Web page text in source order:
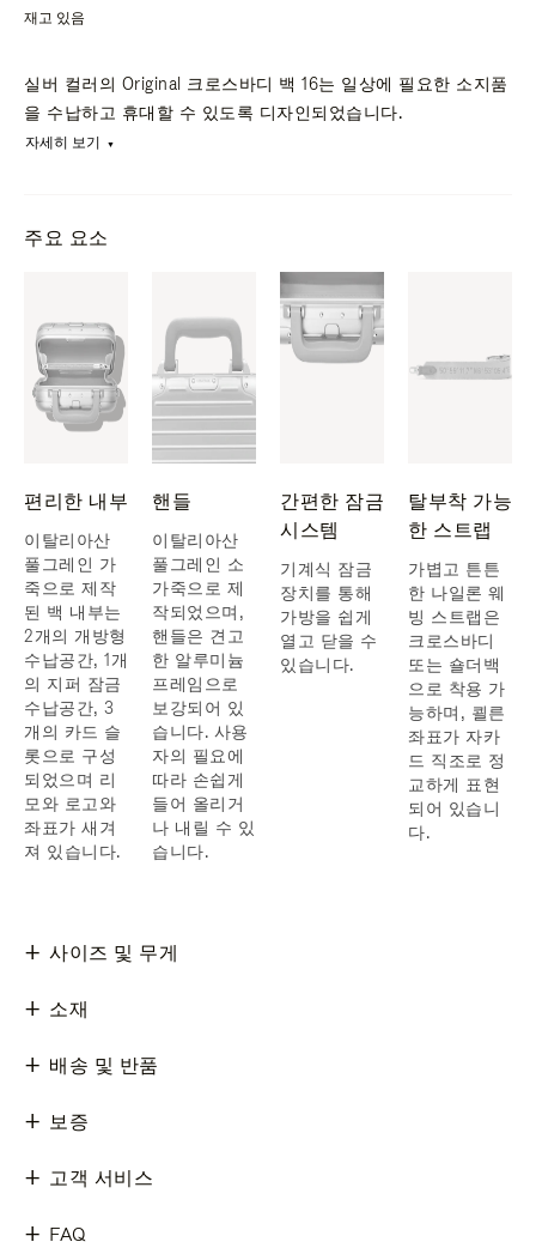
재고 있음
실버 컬러의 Original 크로스바디 백 16는 일상에 필요한 소지품
을 수납하고 휴대할 수 있도록 디자인되었습니다.
자세히 보기
주요 요소
편리한 내부
이탈리아산
풀그레인 가
죽으로 제작
된 백 내부는
2개의 개방형
수납공간, 1개
의 지퍼 잠금
수납공간, 3
개의 카드 슬
롯으로 구성
되었으며 리
모와 로고와
좌표가 새겨
져 있습니다.
핸들
이탈리아산
풀그레인 소
가죽으로 제
작되었으며,
핸들은 견고
한 알루미늄
프레임으로
보강되어 있
습니다. 사용
자의 필요에
따라 손쉽게
들어 올리거
나 내릴 수 있
습니다.
간편한 잠금
시스템
기계식 잠금
장치를 통해
가방을 쉽게
열고 닫을 수
있습니다.
탈부착 가능
한 스트랩
가볍고 튼튼
한 나일론 웨
빙 스트랩은
크로스바디
또는 숄더백
으로 착용 가
능하며, 쾰른
좌표가 자카
드 직조로 정
교하게 표현
되어 있습니
다.
사이즈 및 무게
소재
배송 및 반품
보증
고객 서비스
FAQ